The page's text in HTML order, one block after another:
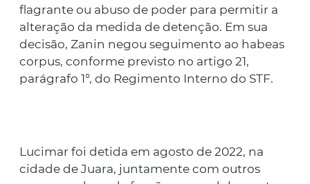
flagrante ou abuso de poder para permitir a
alteração da medida de detenção. Em sua
decisão, Zanin negou seguimento ao habeas
corpus, conforme previsto no artigo 21,
parágrafo 1°, do Regimento Interno do STF.
Lucimar foi detida em agosto de 2022, na
cidade de Juara, juntamente com outros